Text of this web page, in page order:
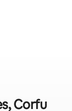
Corfu